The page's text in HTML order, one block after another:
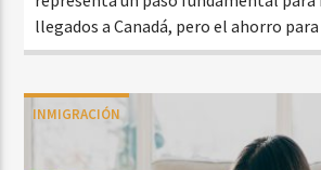
llegados a Canadá, pero el ahorro
INMIGRACIÓN